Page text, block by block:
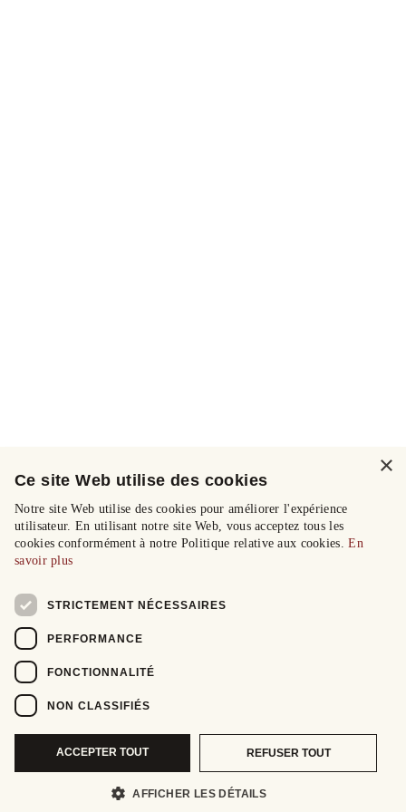
×
Ce site Web utilise des cookies
Notre site Web utilise des cookies pour améliorer l'expérience
utilisateur. En utilisant notre site Web, vous acceptez tous les
cookies conformément à notre Politique relative aux cookies.En
savoir plus
STRICTEMENT NÉCESSAIRES
PERFORMANCE
FONCTIONNALITÉ
NON CLASSIFIÉS
ACCEPTER TOUT REFUSER TOUT
AFFICHER LES DÉTAILS